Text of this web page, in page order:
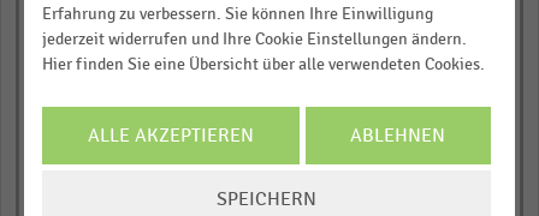
axis
Nettoumsatz
© Handelsdaten 2026
End
interactive
Erfahrung zu verbessern. Sie können Ihre Einwilligung
jederzeit widerrufen und Ihre Cookie Einstellungen ändern.
Hier finden Sie eine Übersicht über alle verwendeten Cookies.
ALLE AKZEPTIEREN ABLEHNEN
SPEICHERN